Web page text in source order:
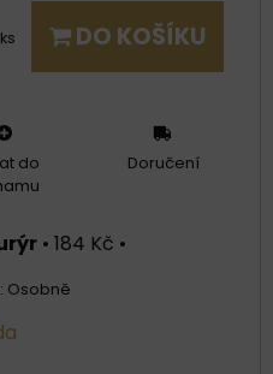
ks DO KOŠÍKU
do
Doručení
• 184 Kč •
Osobně